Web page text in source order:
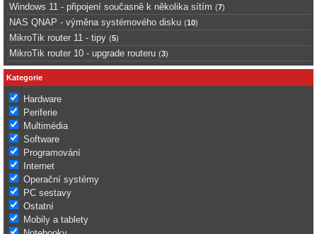
Windows 11 - připojení současně k několika sítím (7)
NAS QNAP - výměna systémového disku (10)
MikroTik router 11 - tipy (5)
MikroTik router 10 - upgrade routeru (3)
Kategorie
Hardware
Periferie
Multimédia
Software
Programování
Internet
Operační systémy
PC sestavy
Ostatní
Mobily a tablety